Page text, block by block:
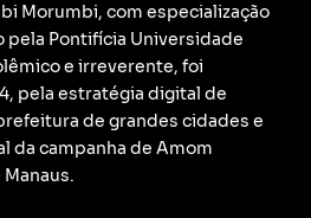
Morumbi, com especialização
pela Pontifícia Universidade
e irreverente, foi
pela estratégia digital de
de grandes cidades e
da campanha de Amom